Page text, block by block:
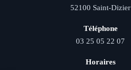
52100 Saint-Dizier
Téléphone
03 25 05 22 07
Horaires